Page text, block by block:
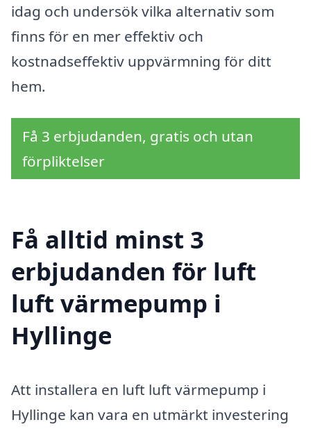
idag och undersök vilka alternativ som
finns för en mer effektiv och
kostnadseffektiv uppvärmning för ditt
hem.
Få 3 erbjudanden, gratis och utan
förpliktelser
Få alltid minst 3
erbjudanden för luft
luft värmepump i
Hyllinge
Att installera en luft luft värmepump i
Hyllinge kan vara en utmärkt investering